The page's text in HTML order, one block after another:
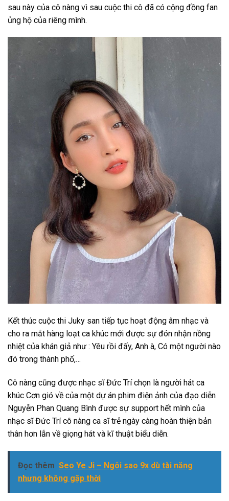
sau này của cô nàng vì sau cuộc thi cô đã có cộng đồng fan
ủng hộ của riêng mình.
Kết thúc cuộc thi Juky san tiếp tục hoạt động âm nhạc và
cho ra mắt hàng loạt ca khúc mới được sự đón nhận nồng
nhiệt của khán giả như : Yêu rồi đấy, Anh à, Có một người nào
đó trong thành phố,…
Cô nàng cũng được nhạc sĩ Đức Trí chọn là người hát ca
khúc Cơn gió về của một dự án phim điện ảnh của đạo diễn
Nguyễn Phan Quang Bình được sự support hết mình của
nhạc sĩ Đức Trí cô nàng ca sĩ trẻ ngày càng hoàn thiện bản
thân hơn lẫn về giọng hát và kĩ thuật biểu diễn.
Đọc thêm Seo Ye Ji – Ngôi sao 9x dù tài năng
nhưng không gặp thời